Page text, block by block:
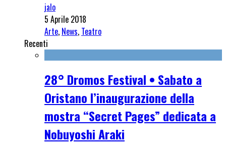
jalo
5 Aprile 2018
Arte, News, Teatro
Recenti
28° Dromos Festival • Sabato a
Oristano l’inaugurazione della
mostra “Secret Pages” dedicata a
Nobuyoshi Araki